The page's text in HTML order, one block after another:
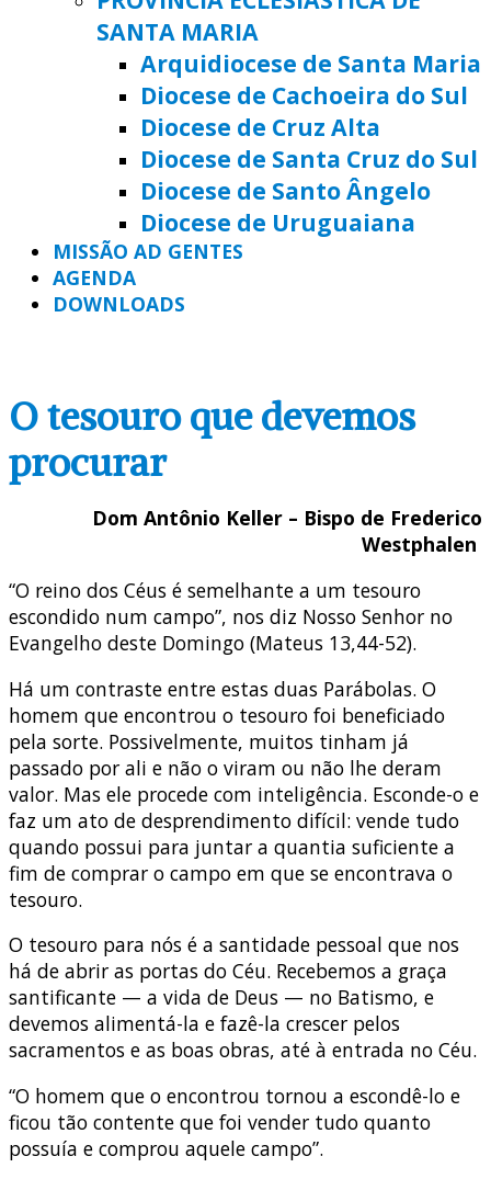
SANTA MARIA
Arquidiocese de Santa Maria
Diocese de Cachoeira do Sul
Diocese de Cruz Alta
Diocese de Santa Cruz do Sul
Diocese de Santo Ângelo
Diocese de Uruguaiana
MISSÃO AD GENTES
AGENDA
DOWNLOADS
O tesouro que devemos
procurar
Dom Antônio Keller – Bispo de Frederico
Westphalen
“O reino dos Céus é semelhante a um tesouro
escondido num campo”, nos diz Nosso Senhor no
Evangelho deste Domingo (Mateus 13,44-52).
Há um contraste entre estas duas Parábolas. O
homem que encontrou o tesouro foi beneficiado
pela sorte. Possivelmente, muitos tinham já
passado por ali e não o viram ou não lhe deram
valor. Mas ele procede com inteligência. Esconde-o e
faz um ato de desprendimento difícil: vende tudo
quando possui para juntar a quantia suficiente a
fim de comprar o campo em que se encontrava o
tesouro.
O tesouro para nós é a santidade pessoal que nos
há de abrir as portas do Céu. Recebemos a graça
santificante — a vida de Deus — no Batismo, e
devemos alimentá-la e fazê-la crescer pelos
sacramentos e as boas obras, até à entrada no Céu.
“O homem que o encontrou tornou a escondê-lo e
ficou tão contente que foi vender tudo quanto
possuía e comprou aquele campo”.